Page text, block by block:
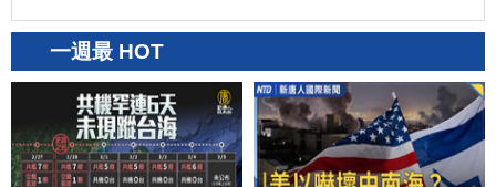
一週最 HOT